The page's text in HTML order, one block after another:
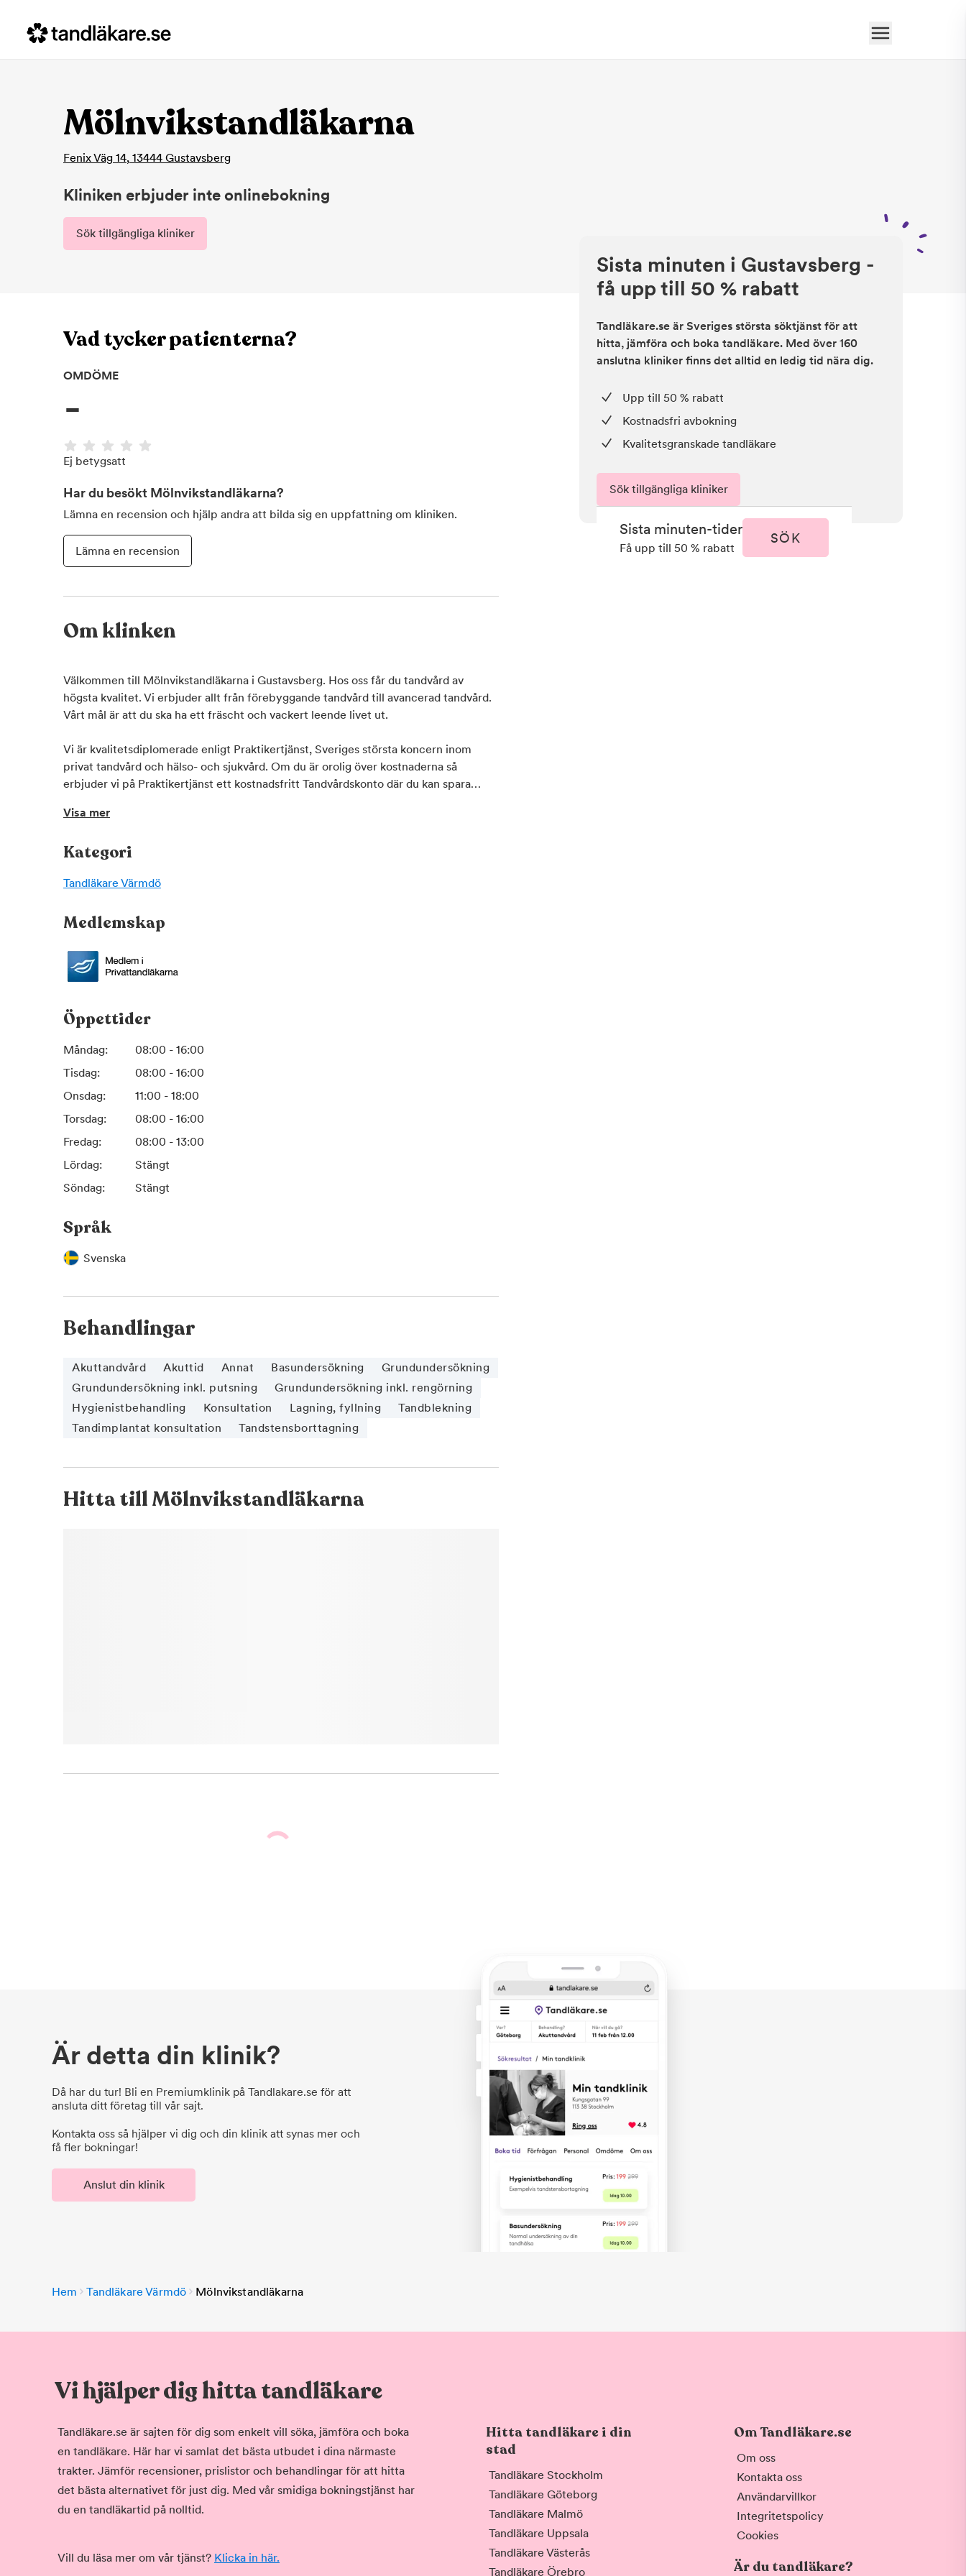
Mölnvikstandläkarna
Fenix Väg 14, 13444 Gustavsberg
Kliniken erbjuder inte onlinebokning
Sök tillgängliga kliniker
Vad tycker patienterna?
OMDÖME
-
Ej betygsatt
Har du besökt Mölnvikstandläkarna?
Lämna en recension och hjälp andra att bilda sig en uppfattning om kliniken.
Lämna en recension
Sista minuten i Gustavsberg -
få upp till 50 % rabatt
Tandläkare.se är Sveriges största söktjänst för att
hitta, jämföra och boka tandläkare. Med över 160
anslutna kliniker finns det alltid en ledig tid nära dig.
Upp till 50 % rabatt
Kostnadsfri avbokning
Kvalitetsgranskade tandläkare
Sök tillgängliga kliniker
Sista minuten-tider
Få upp till 50 % rabatt
SÖK
Om klinken
Välkommen till Mölnvikstandläkarna i Gustavsberg. Hos oss får du tandvård av
högsta kvalitet. Vi erbjuder allt från förebyggande tandvård till avancerad tandvård.
Vårt mål är att du ska ha ett fräscht och vackert leende livet ut.
Vi är kvalitetsdiplomerade enligt Praktikertjänst, Sveriges största koncern inom
privat tandvård och hälso- och sjukvård. Om du är orolig över kostnaderna så
erbjuder vi på Praktikertjänst ett kostnadsfritt Tandvårdskonto där du kan spara
för dig att delbetala dina kostnader. Fråga oss om du vill veta mer! En verksamhet i
Praktikertjänsts affärsområde Tandvård är den största privata tandvårdsaktören i
aktieägare som själva arbetar med tandvård på mottagningar och laboratorier runt
Visa mer
Kategori
Tandläkare Värmdö
Medlemskap
Öppettider
Måndag:
08:00 - 16:00
Tisdag:
08:00 - 16:00
Onsdag:
11:00 - 18:00
Torsdag:
08:00 - 16:00
Fredag:
08:00 - 13:00
Lördag:
Stängt
Söndag:
Stängt
Språk
Svenska
Behandlingar
Akuttandvård Akuttid Annat Basundersökning
Grundundersökning
Grundundersökning inkl. putsning
Grundundersökning inkl. rengörning
Hygienistbehandling
Konsultation Lagning, fyllning
Tandblekning
Tandimplantat konsultation
Tandstensborttagning
Hitta tillMölnvikstandläkarna
Är detta din klinik?
Då har du tur! Bli en Premiumklinik på Tandlakare.se för att
ansluta ditt företag till vår sajt.
Kontakta oss så hjälper vi dig och din klinik att synas mer och
få fler bokningar!
Anslut din klinik
Hem Tandläkare Värmdö Mölnvikstandläkarna
Vi hjälper dig hitta tandläkare
Tandläkare.se är sajten för dig som enkelt vill söka, jämföra och boka
en tandläkare. Här har vi samlat det bästa utbudet i dina närmaste
trakter. Jämför recensioner, prislistor och behandlingar för att hitta
det bästa alternativet för just dig. Med vår smidiga bokningstjänst har
du en tandläkartid på nolltid.
Vill du läsa mer om vår tjänst? Klicka in här.
Hitta tandläkare i din
stad
Tandläkare Stockholm
Tandläkare Göteborg
Tandläkare Malmö
Tandläkare Uppsala
Tandläkare Västerås
Tandläkare Örebro
Om Tandläkare.se
Om oss
Kontakta oss
Användarvillkor
Integritetspolicy
Cookies
Är du tandläkare?